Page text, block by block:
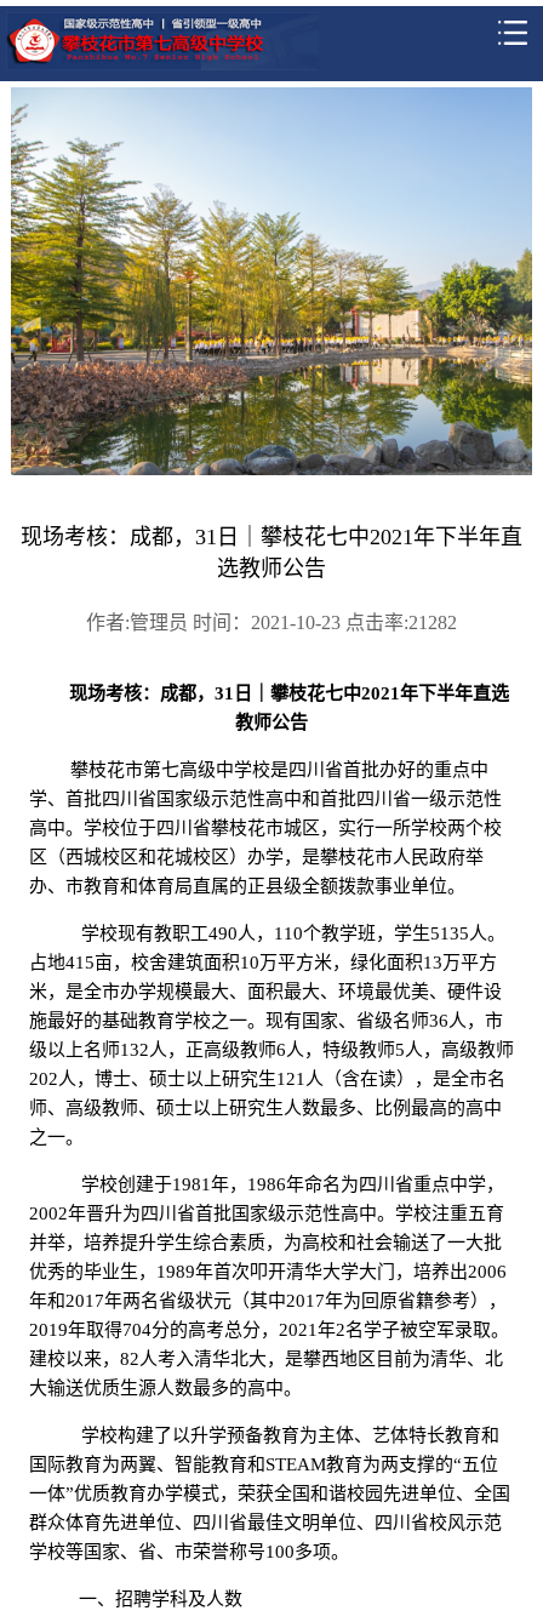
现场考核：成都，31日｜攀枝花七中2021年下半年直
选教师公告
作者:管理员 时间：2021-10-23 点击率:21282
现场考核：成都，31 日｜攀枝花七中2021年下半年直选
教师公告
攀枝花市第七高级中学校是四川省首批办好的重点中
学、首批四川省国家级示范性高中和首批四川省一级示范性
高中。学校位于四川省攀枝花市城区，实行一所学校两个校
区（西城校区和花城校区）办学，是攀枝花市人民政府举
办、市教育和体育局直属的正县级全额拨款事业单位。
学校现有教职工490人， 110个教学班，学生5135人。
占地415亩，校舍建筑面积10万平方米，绿化面积13万平方
米，是全市办学规模最大、面积最大、环境最优美、硬件设
施最好的基础教育学校之一。现有国家、省级名师36人，市
级以上名师132人，正高级教师6人，特级教师5人，高级教师
202人，博士、硕士以上研究生121人（含在读），是全市名
师、高级教师、硕士以上研究生人数最多、比例最高的高中
之一。
学校创建于1981年， 1986年命名为四川省重点中学，
2002年晋升为四川省首批国家级示范性高中。学校注重五育
并举，培养提升学生综合素质，为高校和社会输送了一大批
优秀的毕业生， 1989年首次叩开清华大学大门，培养出2006
年和2017年两名省级状元（其中2017年为回原省籍参考），
2019年取得704分的高考总分， 2021年2名学子被空军录取。
建校以来， 82人考入清华北大，是攀西地区目前为清华、北
大输送优质生源人数最多的高中。
学校构建了以升学预备教育为主体、艺体特长教育和
国际教育为两翼、智能教育和STEAM教育为两支撑的“五位
一体”优质教育办学模式，荣获全国和谐校园先进单位、全国
群众体育先进单位、四川省最佳文明单位、四川省校风示范
学校等国家、省、市荣誉称号100多项。
一、招聘学科及人数